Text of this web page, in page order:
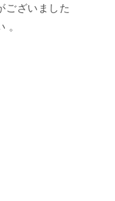
ございました
。